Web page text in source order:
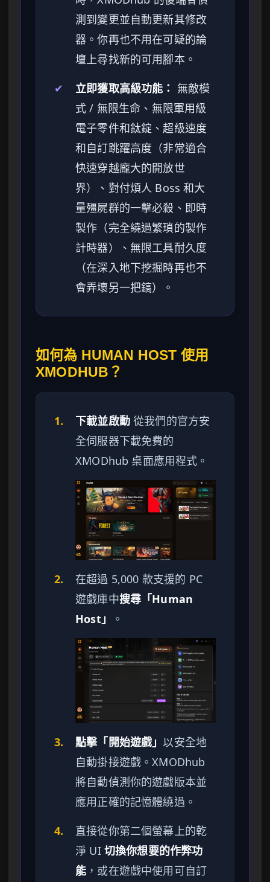
測到變更並自動更新其修改
器。你再也不用在可疑的論
壇上尋找新的可用腳本。
✔
立即獲取高級功能： 無敵模
式 / 無限生命、無限軍用級
電子零件和鈦錠、超級速度
和自訂跳躍高度（非常適合
快速穿越龐大的開放世
界）、對付煩人 Boss 和大
量殭屍群的一擊必殺、即時
製作（完全繞過繁瑣的製作
計時器）、無限工具耐久度
（在深入地下挖掘時再也不
會弄壞另一把鎬）。
如何為 HUMAN HOST 使用
XMODHUB？
1. 下載並啟動從我們的官方安
全伺服器下載免費的
XMODhub 桌面應用程式。
2.
在超過 5,000 款支援的 PC
遊戲庫中搜尋「Human
Host」
。
3. 點擊「開始遊戲」以安全地
自動掛接遊戲。XMODhub
將自動偵測你的遊戲版本並
應用正確的記憶體繞過。
4.
直接從你第二個螢幕上的乾
淨 UI 切換你想要的作弊功
能 ，或在遊戲中使用可自訂